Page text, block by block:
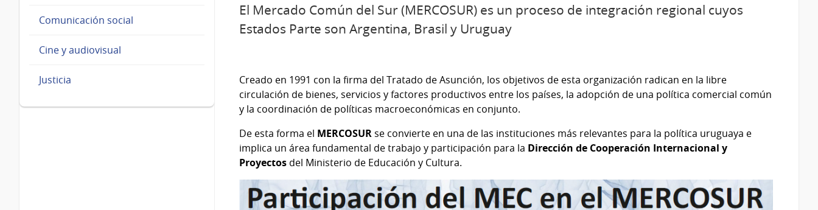
Comunicación social
Cine y audiovisual
Justicia
El Mercado Común del Sur (MERCOSUR) es un proceso de integración regional cuyos
Estados Parte son Argentina, Brasil y Uruguay
Creado en 1991 con la firma del Tratado de Asunción, los objetivos de esta organización radican en la libre
circulación de bienes, servicios y factores productivos entre los países, la adopción de una política comercial común
y la coordinación de políticas macroeconómicas en conjunto.
De esta forma el MERCOSURse convierte en una de las instituciones más relevantes para la política uruguaya e
implica un área fundamental de trabajo y participación para la Dirección de Cooperación Internacional y
Proyectos del Ministerio de Educación y Cultura.